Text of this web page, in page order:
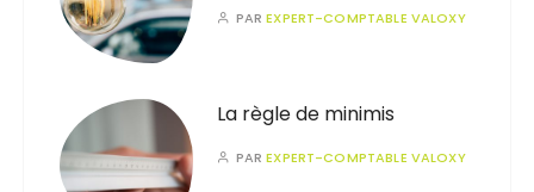
PAREXPERT-COMPTABLE VALOXY
La règle de minimis
PAREXPERT-COMPTABLE VALOXY